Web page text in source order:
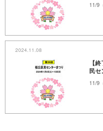
2024.11.08
【
民